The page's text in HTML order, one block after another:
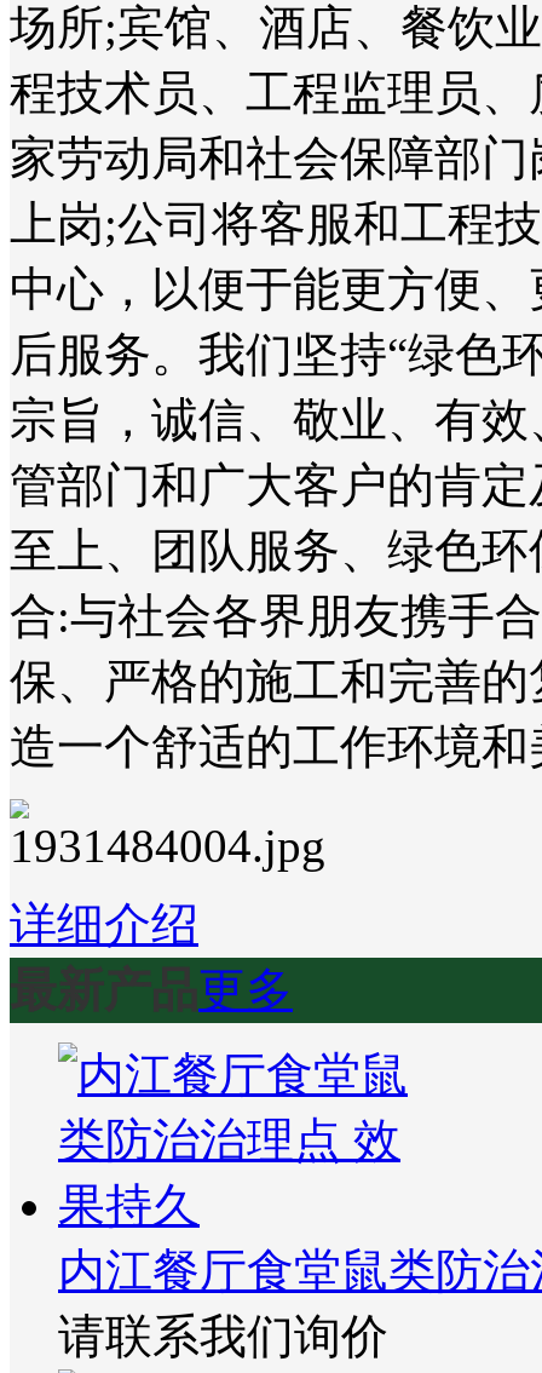
场所;宾馆、酒店、餐饮
程技术员、工程监理员
家劳动局和社会保障部
上岗;公司将客服和工程
中心，以便于能更方便
后服务。我们坚持“绿色
宗旨，诚信、敬业、有
管部门和广大客户的肯
至上、团队服务、绿色
合:与社会各界朋友携手
保、严格的施工和完善
造一个舒适的工作环境
详细介绍
最新产品更多
内江餐厅食堂鼠类防
请联系我们询价